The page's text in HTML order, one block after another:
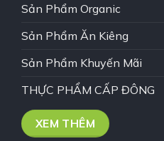
Sản Phẩm Organic
Sản Phẩm Ăn Kiêng
Sản Phẩm Khuyến Mãi
THỰC PHẨM CẤP ĐÔNG
XEM THÊM